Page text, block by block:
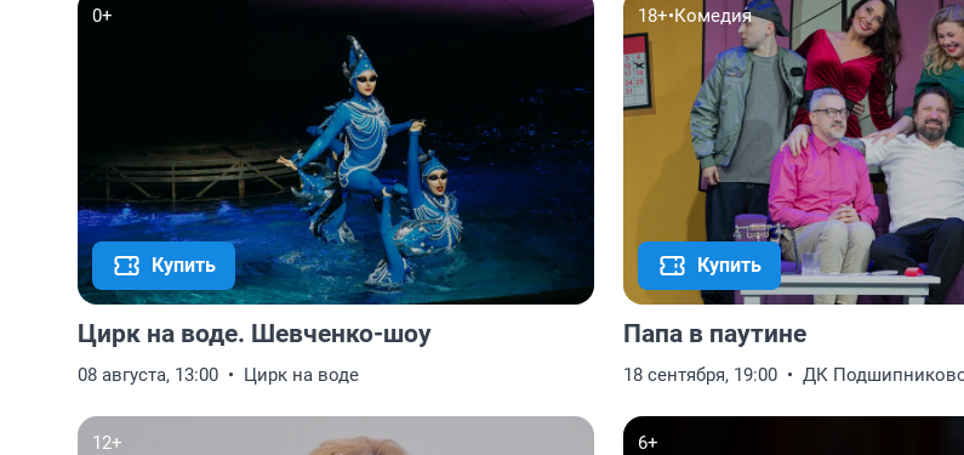
0+
Купить
Цирк на воде. Шевченко-шоу
08 августа, 13:00 Цирк на воде
18+•Комедия
Купить
Папа в паутине
18 сентября, 19:00 ДК
12+ 6+